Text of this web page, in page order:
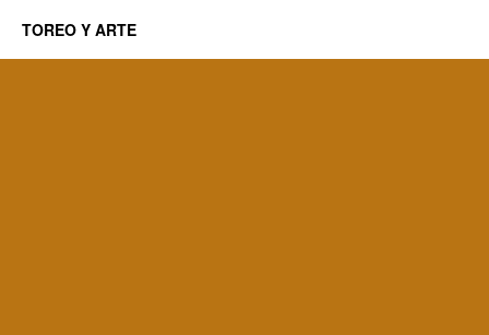
TOREO Y ARTE